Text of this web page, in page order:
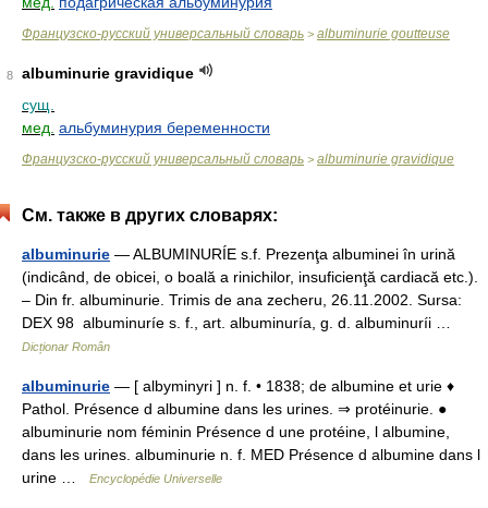
Французско-русский универсальный словарь > albuminurie goutteuse
8
albuminurie gravidique
сущ.
мед. альбуминурия беременности
Французско-русский универсальный словарь > albuminurie gravidique
См. также в других словарях:
albuminurie — ALBUMINURÍE s.f. Prezenţa albuminei în urină
(indicând, de obicei, o boală a rinichilor, insuficienţă cardiacă etc.).
– Din fr. albuminurie. Trimis de ana zecheru, 26.11.2002. Sursa:
DEX 98 albuminuríe s. f., art. albuminuría, g. d. albuminuríi …
Dicționar Român
albuminurie — [ albyminyri ] n. f. • 1838; de albumine et urie ♦
Pathol. Présence d albumine dans les urines. ⇒ protéinurie. ●
albuminurie nom féminin Présence d une protéine, l albumine,
dans les urines. albuminurie n. f. MED Présence d albumine dans l
urine …
Encyclopédie Universelle